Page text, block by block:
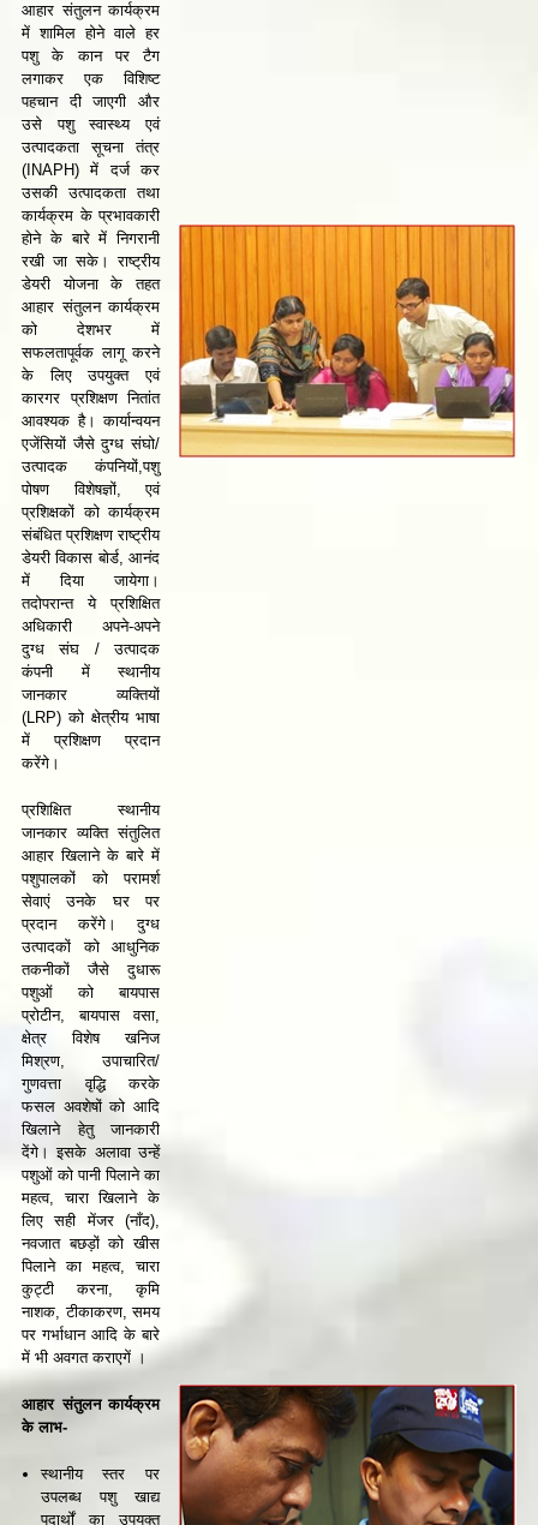
आहार संतुलन कार्यक्रम
में शामिल होने वाले हर
पशु के कान पर टैग
लगाकर एक विशिष्ट
पहचान दी जाएगी और
उसे पशु स्वास्थ्य एवं
उत्पादकता सूचना तंत्र
(INAPH) में दर्ज कर
उसकी उत्पादकता तथा
कार्यक्रम के प्रभावकारी
होने के बारे में निगरानी
रखी जा सके। राष्ट्रीय
डेयरी योजना के तहत
आहार संतुलन कार्यक्रम
को देशभर में
सफलतापूर्वक लागू करने
के लिए उपयुक्त एवं
कारगर प्रशिक्षण नितांत
आवश्यक है। कार्यान्वयन
एजेंसियों जैसे दुग्ध संघो/
उत्पादक कंपनियों,पशु
पोषण विशेषज्ञों, एवं
प्रशिक्षकों को कार्यक्रम
संबंधित प्रशिक्षण राष्ट्रीय
डेयरी विकास बोर्ड, आनंद
में दिया जायेगा।
तदोपरान्त ये प्रशिक्षित
अधिकारी अपने-अपने
दुग्ध संघ / उत्पादक
कंपनी में स्थानीय
जानकार व्यक्तियों
(LRP) को क्षेत्रीय भाषा
में प्रशिक्षण प्रदान
करेंगे।
प्रशिक्षित स्थानीय
जानकार व्यक्ति संतुलित
आहार खिलाने के बारे में
पशुपालकों को परामर्श
सेवाएं उनके घर पर
प्रदान करेंगे। दुग्ध
उत्पादकों को आधुनिक
तकनीकों जैसे दुधारू
पशुओं को बायपास
प्रोटीन, बायपास वसा,
क्षेत्र विशेष खनिज
मिश्रण, उपाचारित/
गुणवत्ता वृद्धि करके
फसल अवशेषों को आदि
खिलाने हेतु जानकारी
देंगे। इसके अलावा उन्हें
पशुओं को पानी पिलाने का
महत्व, चारा खिलाने के
लिए सही मेंजर (नाँद),
नवजात बछड़ों को खीस
पिलाने का महत्व, चारा
कुट्टी करना, कृमि
नाशक, टीकाकरण, समय
पर गर्भाधान आदि के बारे
में भी अवगत कराएगें ।
आहार संतुलन कार्यक्रम
के लाभ-
स्थानीय स्तर पर
उपलब्ध पशु खाद्य
पदार्थों का उपयुक्त